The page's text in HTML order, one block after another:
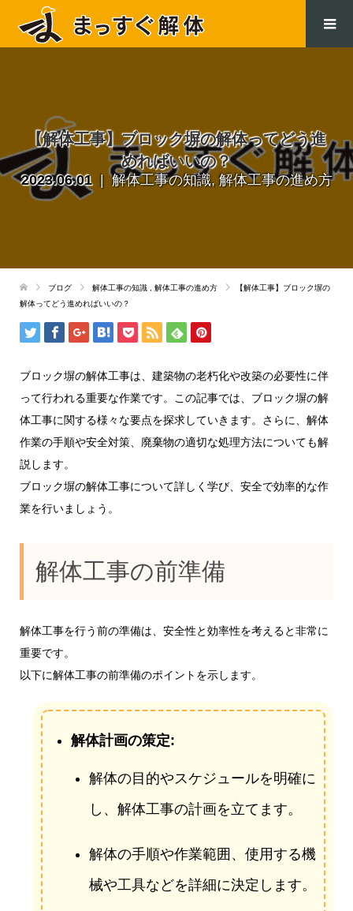
【解体工事】ブロック塀の解体ってどう進
めればいいの？
2023.06.01 解体工事の知識,解体工事の進め方
ブログ 解体工事の知識 解体工事の進め方
【解体工事】ブロック塀の
解体ってどう進めればいいの？
ブロック塀の解体工事は、建築物の老朽化や改築の必要性に伴
って行われる重要な作業です。この記事では、ブロック塀の解
体工事に関する様々な要点を探求していきます。さらに、解体
作業の手順や安全対策、廃棄物の適切な処理方法についても解
説します。
ブロック塀の解体工事について詳しく学び、安全で効率的な作
業を行いましょう。
解体工事の前準備
解体工事を行う前の準備は、安全性と効率性を考えると非常に
重要です。
以下に解体工事の前準備のポイントを示します。
解体計画の策定:
解体の目的やスケジュールを明確に
し、解体工事の計画を立てます。
解体の手順や作業範囲、使用する機
械や工具などを詳細に決定します。